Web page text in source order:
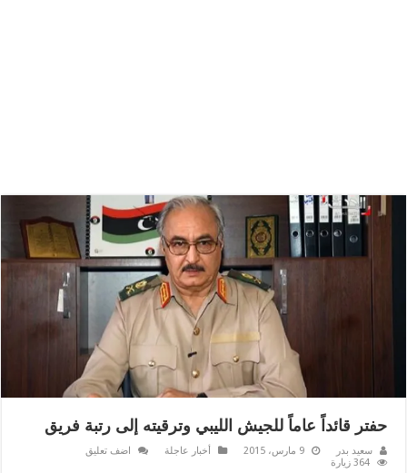
حفتر قائداً عاماً للجيش الليبي وترقيته إلى رتبة فريق
سعيد بدر 9 مارس، 2015 أخبار عاجلة
اضف تعليق
364 زيارة